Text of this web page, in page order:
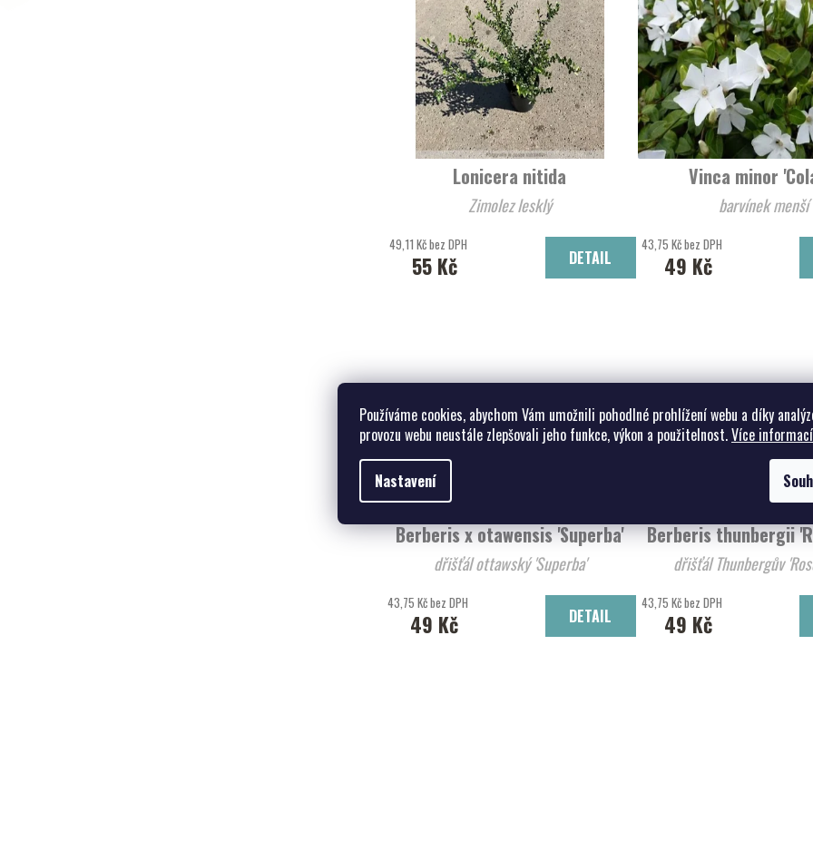
Používáme cookies, abychom Vám umožnili pohodlné prohlížení webu a díky
provozu webu neustále zlepšovali jeho funkce, výkon a použitelnost.Více informací
Nastavení
Lonicera nitida
Zimolez lesklý
49,11 Kč bez DPH
55 Kč DETAIL
Vinca minor
barvínek menší
43,75 Kč bez DPH
49 Kč
Berberis x otawensis 'Superba'
dřišťál ottawský 'Superba'
43,75 Kč bez DPH
49 Kč DETAIL
Berberis thunbergii
dřišťál Thunbergův
43,75 Kč bez DPH
49 Kč